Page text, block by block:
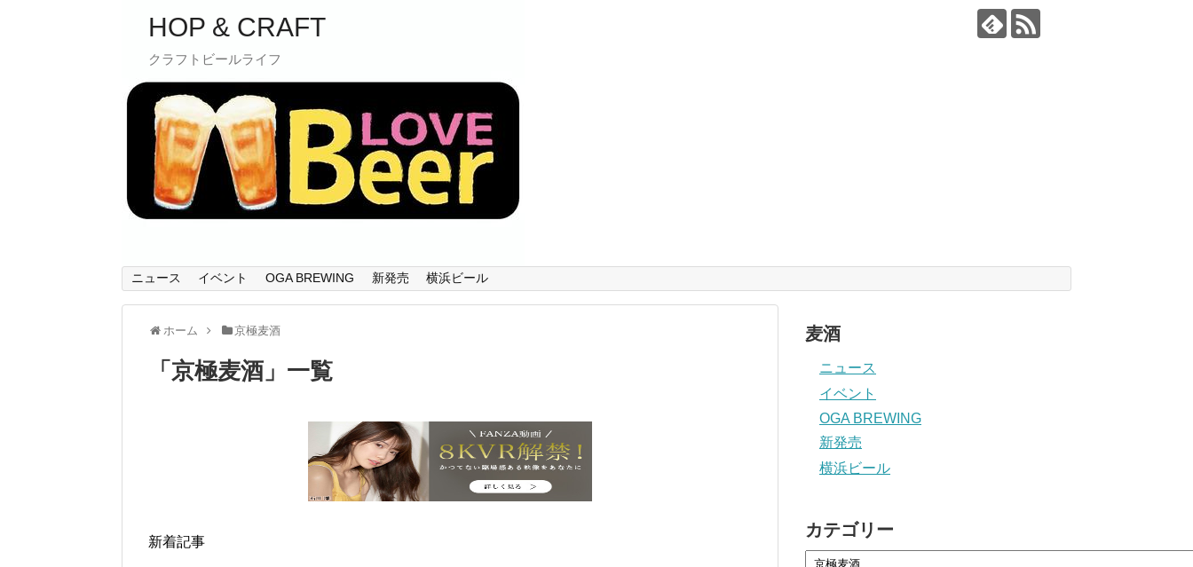
HOP & CRAFT
クラフトビールライフ
ニュース イベント OGA BREWING 新発売 横浜ビール
ホーム 京極麦酒
「 京極麦酒 」 一覧
新着記事
麦酒
ニュース
イベント
OGA BREWING
新発売
横浜ビール
カテゴリー